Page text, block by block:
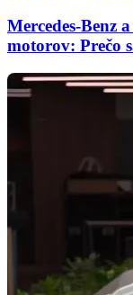
Mercedes-Benz
motorov: Prečo